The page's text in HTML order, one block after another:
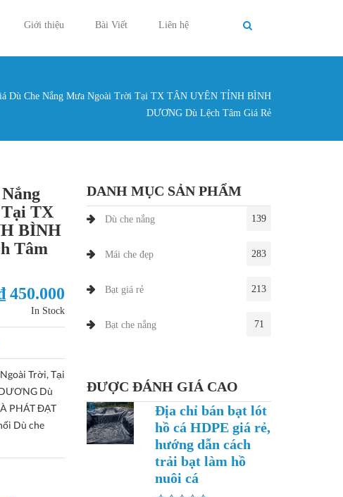
Giới thiệu Bài Viết Liên hệ
Dù Che Nắng Mưa Ngoài Trời Tại TX TÂN UYÊN TỈNH BÌNH
DƯƠNG Dù Lệch Tâm Giá Rẻ
TX
BÌNH
Tâm
450.000
In Stock
Trời, Tại
Dù
PHÁT ĐẠT
Dù che
DANH MỤC SẢN PHẨM
Dù che nắng 139
Mái che đẹp 283
Bạt giá rẻ 213
Bạt che nắng 71
ĐƯỢC ĐÁNH GIÁ CAO
Địa chỉ bán bạt lót
hồ cá HDPE giá rẻ,
hướng dẫn cách
trải bạt làm hồ
nuôi cá